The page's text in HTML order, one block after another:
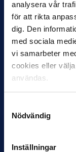
analysera vår
för att rikta
dig. Den
med sociala
vi samarbeter
cookies eller
användas.
Nödvändig
Inställningar
7 AUGUSTI
Rösta på
juli
IK Sirius fortsätter
överlägsna
till…